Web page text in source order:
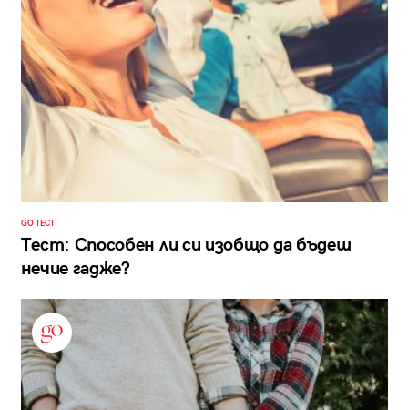
GO ТЕСТ
Тест: Способен ли си изобщо да бъдеш
нечие гадже?